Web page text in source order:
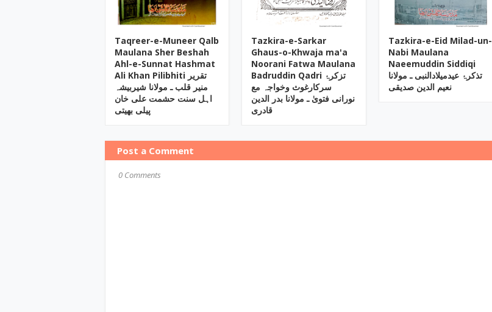
Taqreer-e-Muneer Qalb
Maulana Sher Beshah
Ahl-e-Sunnat Hashmat
Ali Khan Pilibhiti تقریر
منیر قلب ـ مولانا شیربیشہ
اہل سنت حشمت علی خان
پیلی بھیتی
Tazkira-e-Sarkar
Ghaus-o-Khwaja ma'a
Noorani Fatwa Maulana
Badruddin Qadri تزکرۂ
سرکارغوث وخواجہ مع
نورانی فتویٰ ـ مولانا بدر الدین
قادری
Tazkira-e-Eid Milad-un-
Nabi Maulana
Naeemuddin Siddiqi
تذکرۂ عیدمیلادالنبی ـ مولانا
نعیم الدین صدیقی
Post a Comment
0 Comments